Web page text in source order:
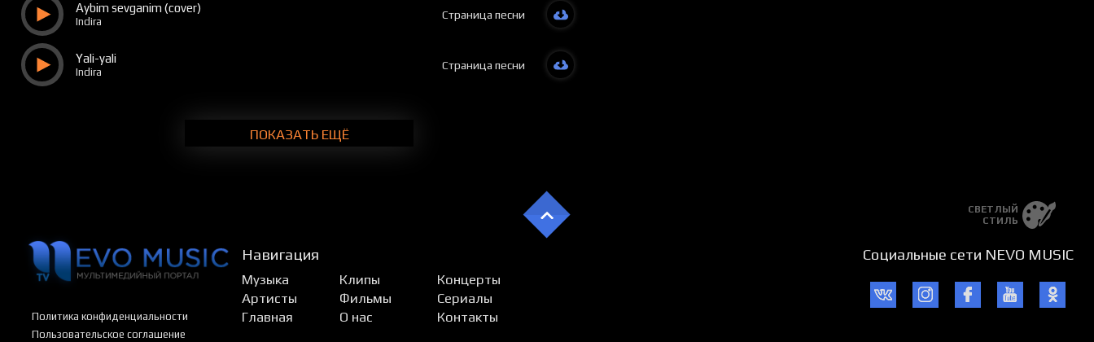
Aybim sevganim (cover)
Indira
Страница песни
Yali-yali
Indira
Страница песни
ПОКАЗАТЬ ЕЩЁ
СВЕТЛЫЙ
СТИЛЬ
Политика конфиденциальности
Пользовательское соглашение
Навигация
Музыка Клипы
Концерты
Артисты
Фильмы
Сериалы
Главная
О нас Контакты
Социальные сети NEVO MUSIC